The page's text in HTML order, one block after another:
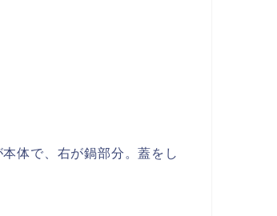
体で、右が鍋部分。蓋をし